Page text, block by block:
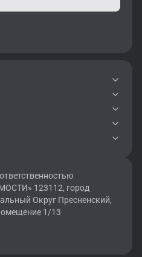
123112, город
Округ Пресненский,
1/13